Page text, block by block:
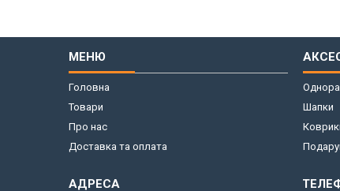
МЕНЮ
Головна
Товари
Про нас
Доставка та оплата
Шапки